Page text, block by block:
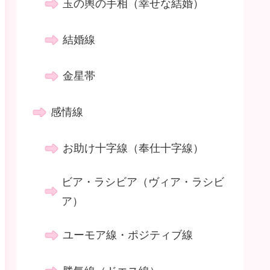
玉の輿の手相（幸せな結婚）
結婚線
金星帯
感情線
お助け十字線（奉仕十字線）
ビア・ラシビア（ヴィア・ラシビ
ア）
ユーモア線・ポジティブ線